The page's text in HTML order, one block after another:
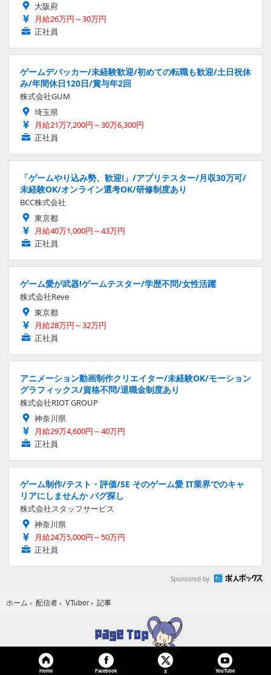
大阪府
月給26万円～30万円
正社員
ゲームデバッカー/未経験歓迎/初めての転職も歓迎/土日祝休
み/年間休日120日/賞与年2回
株式会社GUM
埼玉県
月給21万7,200円～30万6,300円
正社員
「ゲームやり込み勢、歓迎!」/アプリテスター/月収30万可/
未経験OK/オンライン選考OK/研修制度あり
BCC株式会社
東京都
月給40万1,000円～43万円
正社員
ゲーム愛が武器!ゲームテスター/学歴不問/女性活躍
株式会社Reve
東京都
月給28万円～32万円
正社員
アニメーション動画制作クリエイター/未経験OK/モーション
グラフィックス/資格不問/退職金制度あり
株式会社RIOT GROUP
神奈川県
月給29万4,600円～40万円
正社員
ゲーム制作/テスト・評価/SE そのゲーム愛 IT業界でのキャ
リアにしませんか バグ探し
株式会社スタッフサービス
神奈川県
月給24万5,000円～50万円
正社員
Sponsored by
ホーム › 配信者 › VTuber › 記事
Home Facebook X YouTube